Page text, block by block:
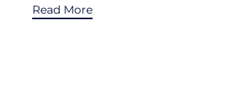
Read More